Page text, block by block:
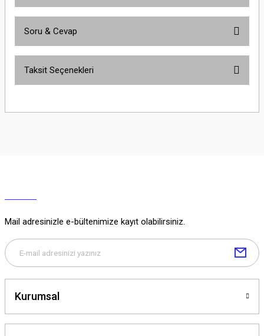
Soru & Cevap
Soru Sor
Taksit Seçenekleri
Mail adresinizle e-bültenimize kayıt olabilirsiniz.
Kurumsal